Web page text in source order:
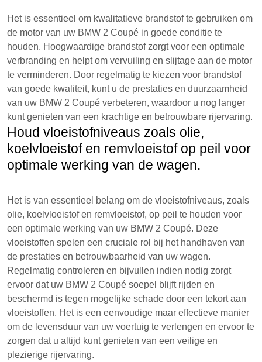
Het is essentieel om kwalitatieve brandstof te gebruiken om
de motor van uw BMW 2 Coupé in goede conditie te
houden. Hoogwaardige brandstof zorgt voor een optimale
verbranding en helpt om vervuiling en slijtage aan de motor
te verminderen. Door regelmatig te kiezen voor brandstof
van goede kwaliteit, kunt u de prestaties en duurzaamheid
van uw BMW 2 Coupé verbeteren, waardoor u nog langer
kunt genieten van een krachtige en betrouwbare rijervaring.
Houd vloeistofniveaus zoals olie,
koelvloeistof en remvloeistof op peil voor
optimale werking van de wagen.
Het is van essentieel belang om de vloeistofniveaus, zoals
olie, koelvloeistof en remvloeistof, op peil te houden voor
een optimale werking van uw BMW 2 Coupé. Deze
vloeistoffen spelen een cruciale rol bij het handhaven van
de prestaties en betrouwbaarheid van uw wagen.
Regelmatig controleren en bijvullen indien nodig zorgt
ervoor dat uw BMW 2 Coupé soepel blijft rijden en
beschermd is tegen mogelijke schade door een tekort aan
vloeistoffen. Het is een eenvoudige maar effectieve manier
om de levensduur van uw voertuig te verlengen en ervoor te
zorgen dat u altijd kunt genieten van een veilige en
plezierige rijervaring.